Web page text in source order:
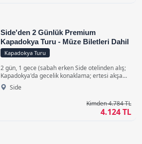
Side'den 2 Günlük Premium
Kapadokya Turu - Müze Biletleri Dahil
Kapadokya Turu
2 gün, 1 gece (sabah erken Side otelinden alış;
Kapadokya'da gecelik konaklama; ertesi akşam
dönüş) • Rahat Klimalı Araçlarla
Side
Kimden 4.784 TL
4.124 TL